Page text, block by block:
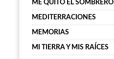
ME QUITO EL SOMBRERO
MEDITERRACIONES
MEMORIAS
MI TIERRA Y MIS RAÍCES